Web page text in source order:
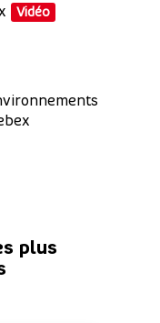
Vidéo
plus